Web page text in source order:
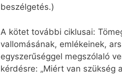
beszélgetés.)
A kötet további ciklusai:
vallomásának, emlékeinek,
egyszerűséggel megszólaló
kérdésre: „Miért van szükség